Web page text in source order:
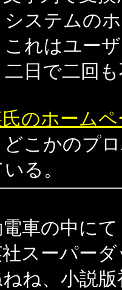
ステムの
れはユー
二日で二回
のホーム
こかのプ
る。
車の中にて
スーパーダ
ね、小説版